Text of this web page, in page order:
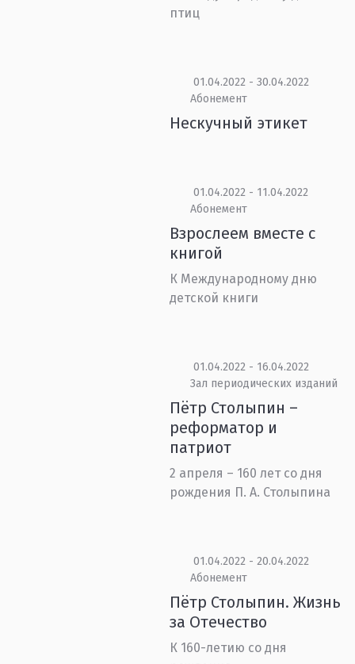
птиц
01.04.2022 - 30.04.2022
Абонемент
Нескучный этикет
01.04.2022 - 11.04.2022
Абонемент
Взрослеем вместе с
книгой
К Международному дню
детской книги
01.04.2022 - 16.04.2022
Зал периодических изданий
Пётр Столыпин –
реформатор и
патриот
2 апреля – 160 лет со дня
рождения П. А. Столыпина
01.04.2022 - 20.04.2022
Абонемент
Пётр Столыпин. Жизнь
за Отечество
К 160-летию со дня